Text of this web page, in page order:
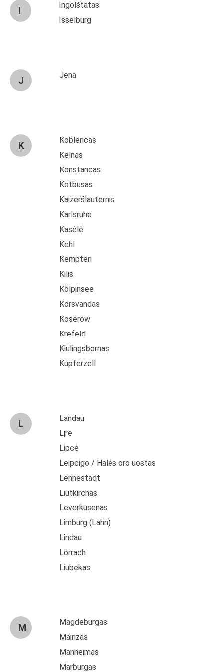
I
Ingolštatas
Isselburg
J
Jena
K
Koblencas
Kelnas
Konstancas
Kotbusas
Kaizeršlauternis
Karlsruhe
Kasėlė
Kehl
Kempten
Kilis
Kölpinsee
Korsvandas
Koserow
Krefeld
Kiulingsbornas
Kupferzell
L
Landau
Lịre
Lipcė
Leipcigo / Halės oro uostas
Lennestadt
Liutkirchas
Leverkusenas
Limburg (Lahn)
Lindau
Lörrach
Liubekas
M
Magdeburgas
Mainzas
Manheimas
Marburgas